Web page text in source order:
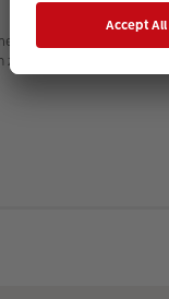
zu können. Die
Beachten